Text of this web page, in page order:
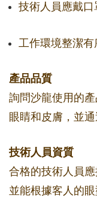
技術人員應戴口
工作環境整潔有
產品品質
詢問沙龍使用的
眼睛和皮膚，並通
技術人員資質
合格的技術人員
並能根據客人的